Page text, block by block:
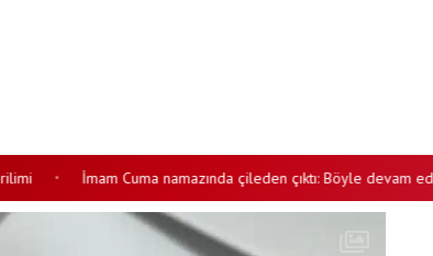
• İmam Cuma namazında çileden çıktı: Böyle devam